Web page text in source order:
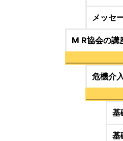
メッセ
M R協会の講
危機介
基
基